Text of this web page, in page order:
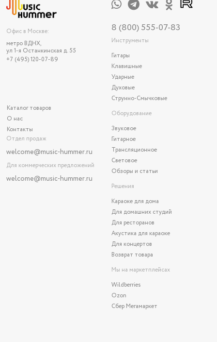
Офис в Москве:
метро ВДНХ,
ул 1-я Останкинская д. 55
+7 (495) 120-07-89
Каталог товаров
О нас
Контакты
Отдел продаж
welcome@music-hummer.ru
Для коммерческих предложений
welcome@music-hummer.ru
8 (800) 555-07-83
Инструменты
Гитары
Клавишные
Ударные
Духовые
Струнно-Смычковые
Оборудование
Звуковое
Гитарное
Трансляционное
Световое
Обзоры и статьи
Решения
Караоке для дома
Для домашних студий
Для ресторанов
Акустика для караоке
Для концертов
Возврат товара
Мы на маркетплейсах
Wildberries
Ozon
Сбер Мегамаркет